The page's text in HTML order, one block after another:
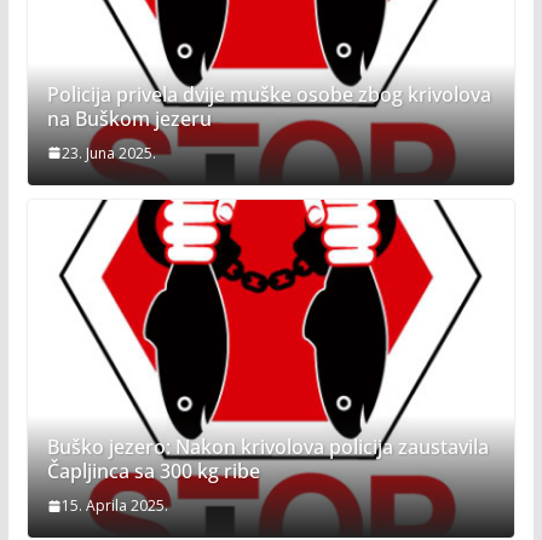
Policija privela dvije muške osobe zbog krivolova
na Buškom jezeru
23. Juna 2025.
Buško jezero: Nakon krivolova policija zaustavila
Čapljinca sa 300 kg ribe
15. Aprila 2025.